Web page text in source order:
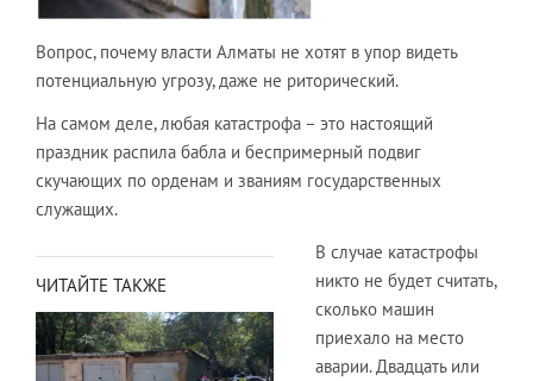
Вопрос, почему власти Алматы не хотят в упор видеть
потенциальную угрозу, даже не риторический.
На самом деле, любая катастрофа – это настоящий
праздник распила бабла и беспримерный подвиг
скучающих по орденам и званиям государственных
служащих.
ЧИТАЙТЕ ТАКЖЕ
В случае катастрофы
никто не будет считать,
сколько машин
приехало на место
аварии. Двадцать или